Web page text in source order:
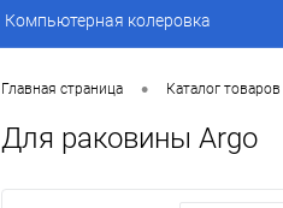
Компьютерная колеровка
Главная страница • Каталог товаров
Для раковины Argo